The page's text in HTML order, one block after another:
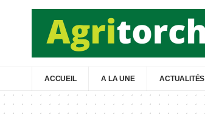
ACCUEIL A LA UNE ACTUALITÉS